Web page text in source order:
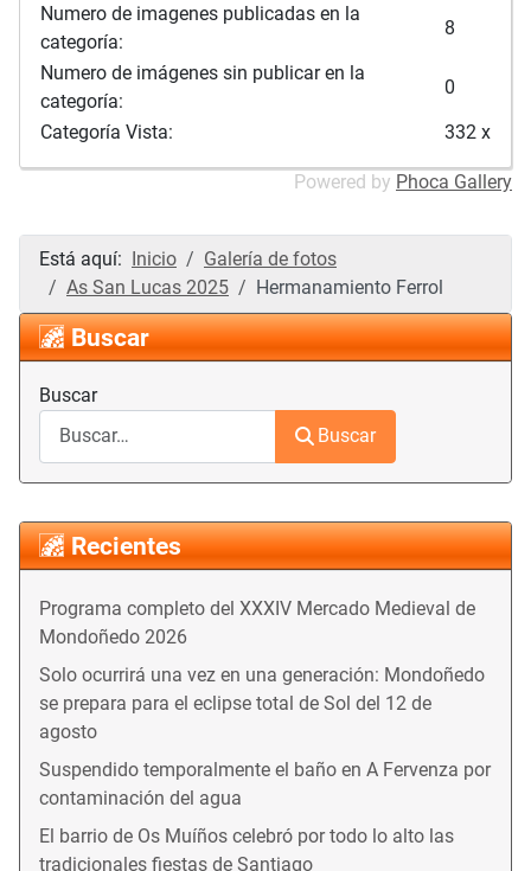
Numero de imagenes publicadas en la
categoría:
8
Numero de imágenes sin publicar en la
categoría:
0
Categoría Vista:
332 x
Powered by Phoca Gallery
Está aquí: Inicio
Galería de fotos
As San Lucas 2025
Hermanamiento Ferrol
Buscar
Buscar
Buscar
Recientes
Programa completo del XXXIV Mercado Medieval de
Mondoñedo 2026
Solo ocurrirá una vez en una generación: Mondoñedo
se prepara para el eclipse total de Sol del 12 de
agosto
Suspendido temporalmente el baño en A Fervenza por
contaminación del agua
El barrio de Os Muíños celebró por todo lo alto las
tradicionales fiestas de Santiago